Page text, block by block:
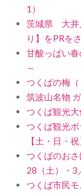
1）
茨城県 大井
り】をPRを
甘酸っぱい
～
つくばの梅
筑波山名物
つくば観光
つくば観光
【土・日・祝
つくばのお
28（土）・3
つくば市民